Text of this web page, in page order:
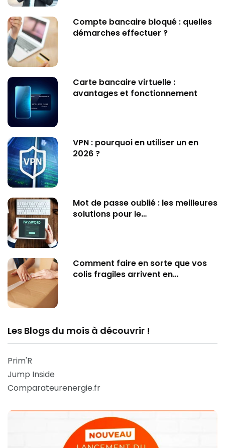
Compte bancaire bloqué : quelles
démarches effectuer ?
Carte bancaire virtuelle :
avantages et fonctionnement
VPN : pourquoi en utiliser un en
2026 ?
Mot de passe oublié : les meilleures
solutions pour le…
Comment faire en sorte que vos
colis fragiles arrivent en…
Les Blogs du mois à découvrir !
Prim'R
Jump Inside
Comparateurenergie.fr